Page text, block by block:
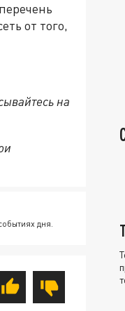
от того,
на
дня.